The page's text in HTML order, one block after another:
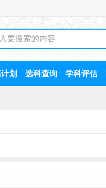
划 选科查询 学科评估